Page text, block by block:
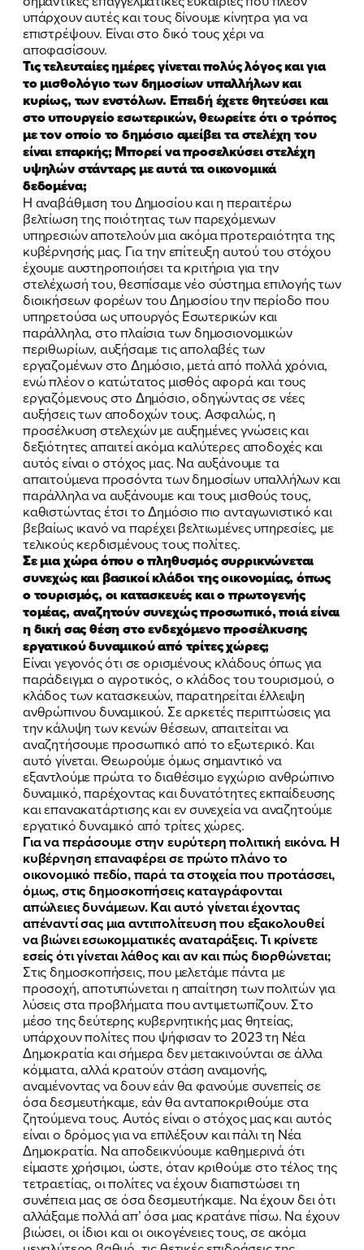
ΠΟΙΑ ΕΙΜΑΙ
ΕΡΓΟ
ΕΚΔΗΛΩΣΕΙΣ
ΝΕΑ
ΕΛΑ ΚΙ ΕΣΥ
FB IN TW YT LN VB TIKTOK
υπάρχουν αυτές και τους δίνουμε κίνητρα για να
επιστρέψουν. Είναι στο δικό τους χέρι να
αποφασίσουν.
Τις τελευταίες ημέρες γίνεται πολύς λόγος και για
το μισθολόγιο των δημοσίων υπαλλήλων και
κυρίως, των ενστόλων. Επειδή έχετε θητεύσει και
στο υπουργείο εσωτερικών, θεωρείτε ότι ο τρόπος
με τον οποίο το δημόσιο αμείβει τα στελέχη του
είναι επαρκής; Μπορεί να προσελκύσει στελέχη
υψηλών στάνταρς με αυτά τα οικονομικά
δεδομένα;
Η αναβάθμιση του Δημοσίου και η περαιτέρω
βελτίωση της ποιότητας των παρεχόμενων
υπηρεσιών αποτελούν μια ακόμα προτεραιότητα της
κυβέρνησής μας. Για την επίτευξη αυτού του στόχου
έχουμε αυστηροποιήσει τα κριτήρια για την
στελέχωσή του, θεσπίσαμε νέο σύστημα επιλογής των
διοικήσεων φορέων του Δημοσίου την περίοδο που
υπηρετούσα ως υπουργός Εσωτερικών και
παράλληλα, στο πλαίσια των δημοσιονομικών
περιθωρίων, αυξήσαμε τις απολαβές των
εργαζομένων στο Δημόσιο, μετά από πολλά χρόνια,
ενώ πλέον ο κατώτατος μισθός αφορά και τους
εργαζόμενους στο Δημόσιο, οδηγώντας σε νέες
αυξήσεις των αποδοχών τους. Ασφαλώς, η
προσέλκυση στελεχών με αυξημένες γνώσεις και
δεξιότητες απαιτεί ακόμα καλύτερες αποδοχές και
αυτός είναι ο στόχος μας. Να αυξάνουμε τα
απαιτούμενα προσόντα των δημοσίων υπαλλήλων και
παράλληλα να αυξάνουμε και τους μισθούς τους,
καθιστώντας έτσι το Δημόσιο πιο ανταγωνιστικό και
βεβαίως ικανό να παρέχει βελτιωμένες υπηρεσίες, με
τελικούς κερδισμένους τους πολίτες.
Σε μια χώρα όπου ο πληθυσμός συρρικνώνεται
συνεχώς και βασικοί κλάδοι της οικονομίας, όπως
ο τουρισμός, οι κατασκευές και ο πρωτογενής
τομέας, αναζητούν συνεχώς προσωπικό, ποιά είναι
η δική σας θέση στο ενδεχόμενο προσέλκυσης
εργατικού δυναμικού από τρίτες χώρες;
Είναι γεγονός ότι σε ορισμένους κλάδους όπως για
παράδειγμα ο αγροτικός, ο κλάδος του τουρισμού, ο
κλάδος των κατασκευών, παρατηρείται έλλειψη
ανθρώπινου δυναμικού. Σε αρκετές περιπτώσεις για
την κάλυψη των κενών θέσεων, απαιτείται να
αναζητήσουμε προσωπικό από το εξωτερικό. Και
αυτό γίνεται. Θεωρούμε όμως σημαντικό να
εξαντλούμε πρώτα το διαθέσιμο εγχώριο ανθρώπινο
δυναμικό, παρέχοντας και δυνατότητες εκπαίδευσης
και επανακατάρτισης και εν συνεχεία να αναζητούμε
εργατικό δυναμικό από τρίτες χώρες.
Για να περάσουμε στην ευρύτερη πολιτική εικόνα. Η
κυβέρνηση επαναφέρει σε πρώτο πλάνο το
οικονομικό πεδίο, παρά τα στοιχεία που προτάσσει,
όμως, στις δημοσκοπήσεις καταγράφονται
απώλειες δυνάμεων. Και αυτό γίνεται έχοντας
απέναντί σας μια αντιπολίτευση που εξακολουθεί
να βιώνει εσωκομματικές αναταράξεις. Τι κρίνετε
εσείς ότι γίνεται λάθος και αν και πώς διορθώνεται;
Στις δημοσκοπήσεις, που μελετάμε πάντα με
προσοχή, αποτυπώνεται η απαίτηση των πολιτών για
λύσεις στα προβλήματα που αντιμετωπίζουν. Στο
μέσο της δεύτερης κυβερνητικής μας θητείας,
υπάρχουν πολίτες που ψήφισαν το 2023 τη Νέα
Δημοκρατία και σήμερα δεν μετακινούνται σε άλλα
κόμματα, αλλά κρατούν στάση αναμονής,
αναμένοντας να δουν εάν θα φανούμε συνεπείς σε
όσα δεσμευτήκαμε, εάν θα ανταποκριθούμε στα
ζητούμενα τους. Αυτός είναι ο στόχος μας και αυτός
είναι ο δρόμος για να επιλέξουν και πάλι τη Νέα
Δημοκρατία. Να αποδεικνύουμε καθημερινά ότι
είμαστε χρήσιμοι, ώστε, όταν κριθούμε στο τέλος της
τετραετίας, οι πολίτες να έχουν διαπιστώσει τη
συνέπεια μας σε όσα δεσμευτήκαμε. Να έχουν δει ότι
αλλάξαμε πολλά απ’ όσα μας κρατάνε πίσω. Να έχουν
βιώσει, οι ίδιοι και οι οικογένειες τους, σε ακόμα